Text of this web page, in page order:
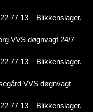
77 13 – Blikkenslager,
VVS døgnvagt 24/7
77 13 – Blikkenslager,
VVS døgnvagt
77 13 – Blikkenslager,